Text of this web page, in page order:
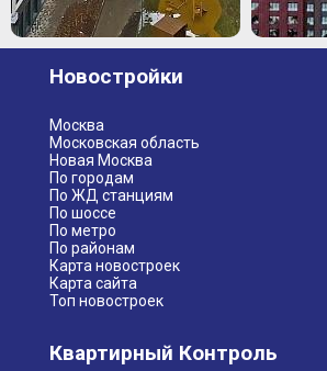
Новостройки
Москва
Московская область
Новая Москва
По городам
По ЖД станциям
По шоссе
По метро
По районам
Карта новостроек
Карта сайта
Топ новостроек
Квартирный Контроль